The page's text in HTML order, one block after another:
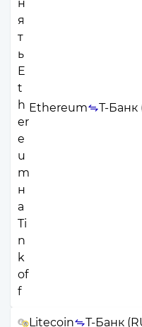
Ethereum Т-Банк
Litecoin Т-Банк